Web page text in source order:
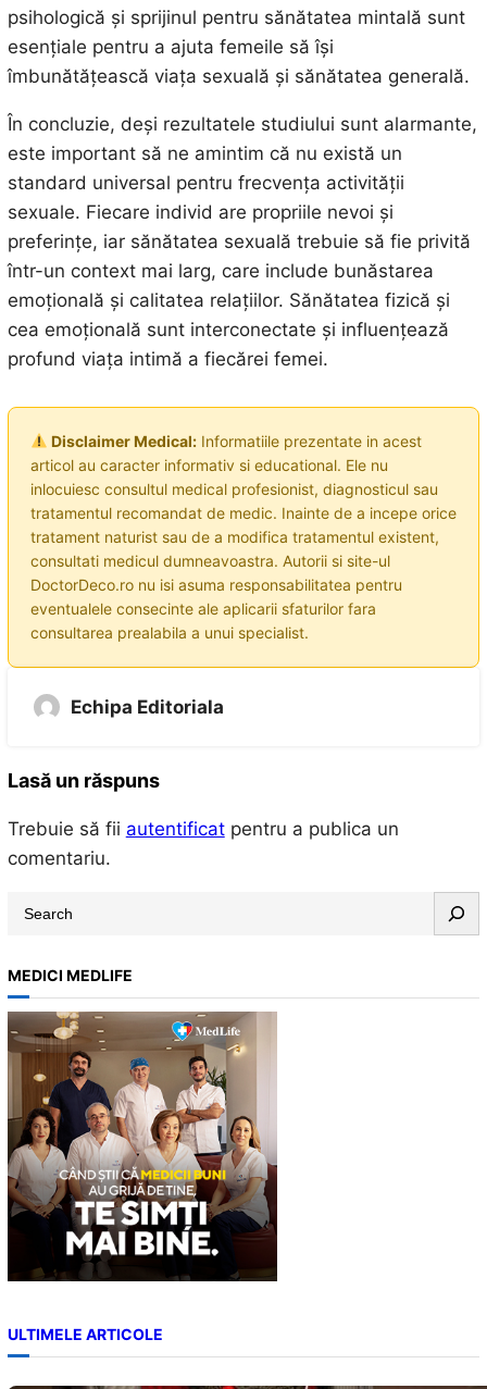
psihologică și sprijinul pentru sănătatea mintală sunt
esențiale pentru a ajuta femeile să își
îmbunătățească viața sexuală și sănătatea generală.
În concluzie, deși rezultatele studiului sunt alarmante,
este important să ne amintim că nu există un
standard universal pentru frecvența activității
sexuale. Fiecare individ are propriile nevoi și
preferințe, iar sănătatea sexuală trebuie să fie privită
într-un context mai larg, care include bunăstarea
emoțională și calitatea relațiilor. Sănătatea fizică și
cea emoțională sunt interconectate și influențează
profund viața intimă a fiecărei femei.
Disclaimer Medical:Informatiile prezentate in acest
articol au caracter informativ si educational. Ele nu
inlocuiesc consultul medical profesionist, diagnosticul sau
tratamentul recomandat de medic. Inainte de a incepe orice
tratament naturist sau de a modifica tratamentul existent,
consultati medicul dumneavoastra. Autorii si site-ul
DoctorDeco.ro nu isi asuma responsabilitatea pentru
eventualele consecinte ale aplicarii sfaturilor fara
consultarea prealabila a unui specialist.
Echipa Editoriala
Lasă un răspuns
Trebuie să fii autentificatpentru a publica un
comentariu.
r
c
h
MEDICI MEDLIFE
ULTIMELE ARTICOLE